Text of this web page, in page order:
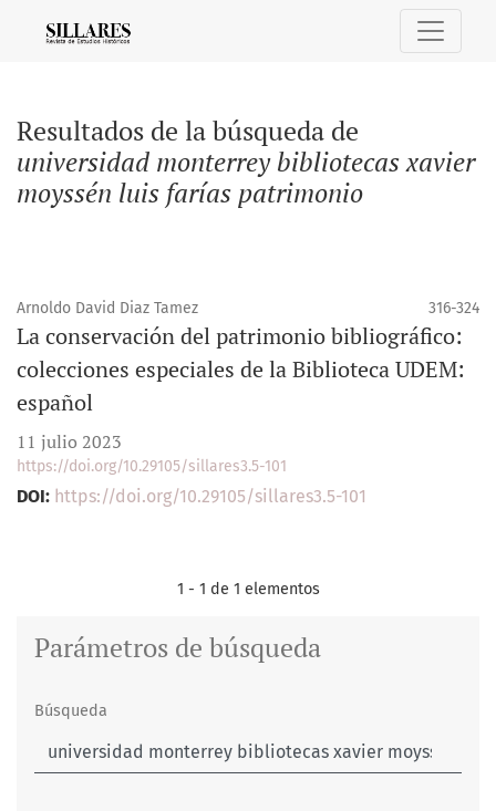
Resultados de la búsqueda de
universidad monterrey bibliotecas xavier
moyssén luis farías patrimonio
Arnoldo David Diaz Tamez 316-324
La conservación del patrimonio bibliográfico:
colecciones especiales de la Biblioteca UDEM:
español
11 julio 2023
https://doi.org/10.29105/sillares3.5-101
DOI: https://doi.org/10.29105/sillares3.5-101
1 - 1 de 1 elementos
Parámetros de búsqueda
Búsqueda